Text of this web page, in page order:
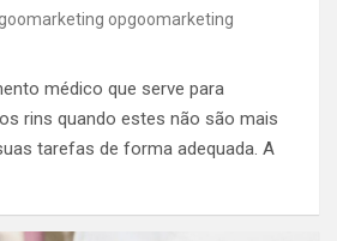
opgoomarketing
médico que serve para
rins quando estes não são mais
tarefas de forma adequada. A